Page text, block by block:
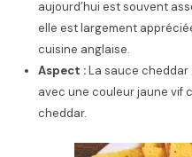
aujourd’hui est souvent
elle est largement
cuisine anglaise.
Aspect :La sauce cheddar
avec une couleur jaune vif
cheddar.